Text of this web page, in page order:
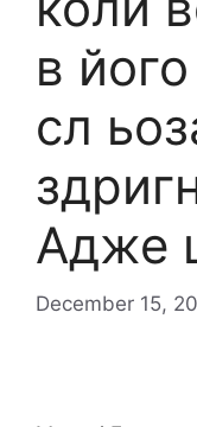
в
сл
Адже
December 15,